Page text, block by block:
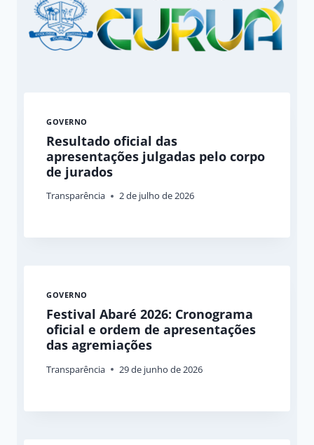
GOVERNO
Resultado oficial das
apresentações julgadas pelo corpo
de jurados
Transparência 2 de julho de 2026
GOVERNO
Festival Abaré 2026: Cronograma
oficial e ordem de apresentações
das agremiações
Transparência 29 de junho de 2026